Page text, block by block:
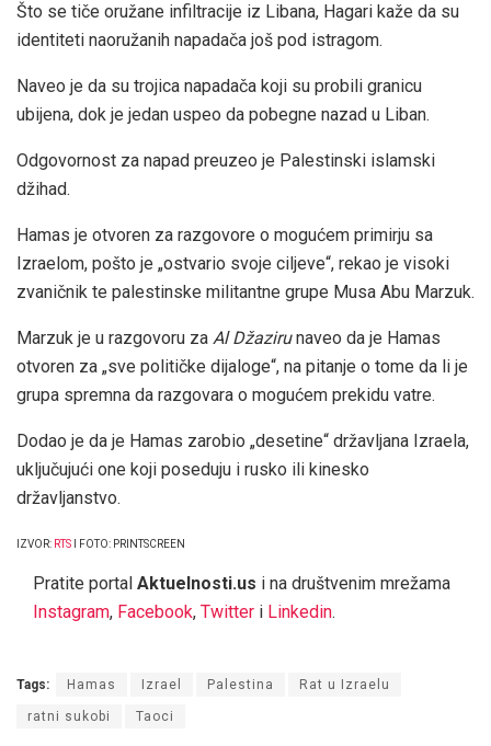
Što se tiče oružane infiltracije iz Libana, Hagari kaže da su
identiteti naoružanih napadača još pod istragom.
Naveo je da su trojica napadača koji su probili granicu
ubijena, dok je jedan uspeo da pobegne nazad u Liban.
Odgovornost za napad preuzeo je Palestinski islamski
džihad.
Hamas je otvoren za razgovore o mogućem primirju sa
Izraelom, pošto je „ostvario svoje ciljeve“, rekao je visoki
zvaničnik te palestinske militantne grupe Musa Abu Marzuk.
Marzuk je u razgovoru za Al Džazirunaveo da je Hamas
otvoren za „sve političke dijaloge“, na pitanje o tome da li je
grupa spremna da razgovara o mogućem prekidu vatre.
Dodao je da je Hamas zarobio „desetine“ državljana Izraela,
uključujući one koji poseduju i rusko ili kinesko
državljanstvo.
IZVOR: RTS I FOTO: PRINTSCREEN
Pratite portal Aktuelnosti.us i na društvenim mrežama
Instagram, Facebook, Twitter i Linkedin.
Tags: Hamas Izrael Palestina Rat u Izraelu
ratni sukobi Taoci